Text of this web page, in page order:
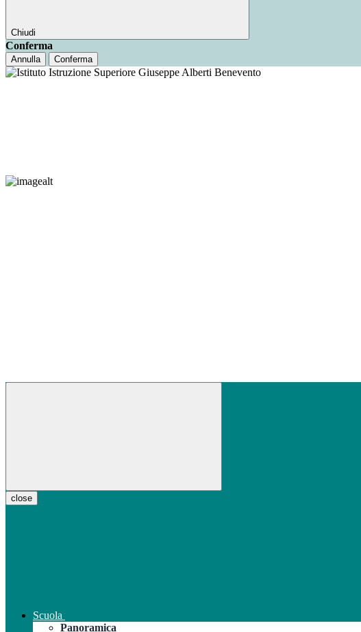
Chiudi
Conferma
Annulla Conferma
close
Scuola
Panoramica